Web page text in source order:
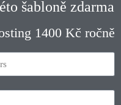
šabloně zdarma
1400 Kč ročně